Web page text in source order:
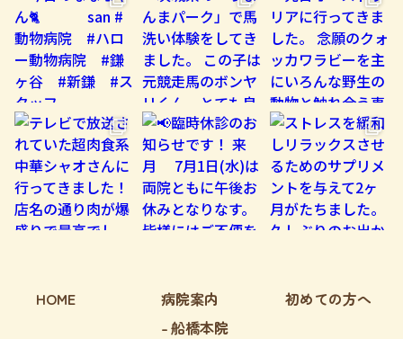
HOME
病院案内
船橋本院
初めての方へ